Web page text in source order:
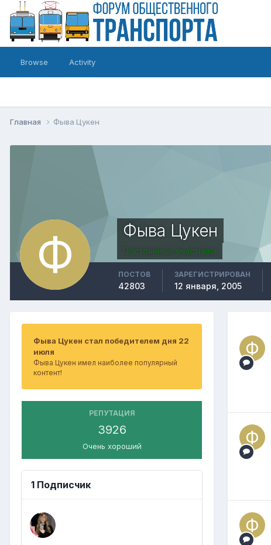
Browse Activity
Главная Фыва Цукен
Фыва Цукен
Постоянные участники
ПОСТОВ
42803
ЗАРЕГИСТРИРОВАН
12 января, 2005
Фыва Цукен стал победителем дня 22
июля
Фыва Цукен имел наиболее популярный
контент!
РЕПУТАЦИЯ
3926
Очень хороший
1 Подписчик